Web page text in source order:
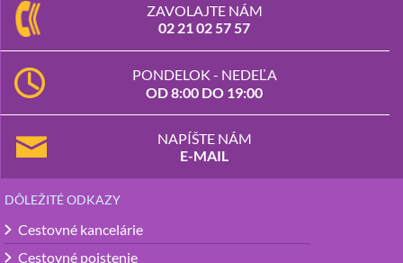
ZAVOLAJTE NÁM
02 21 02 57 57
PONDELOK - NEDEĽA
OD 8:00 DO 19:00
NAPÍŠTE NÁM
E-MAIL
DÔLEŽITÉ ODKAZY
Cestovné kancelárie
Cestovné poistenie